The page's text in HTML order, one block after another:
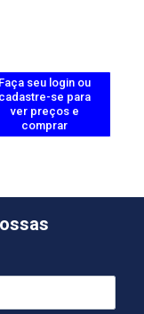
Faça seu login ou
cadastre-se para
ver preços e
comprar